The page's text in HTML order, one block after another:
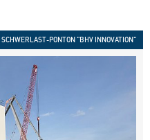
SCHWERLAST-PONTON "BHV INNOVATION"